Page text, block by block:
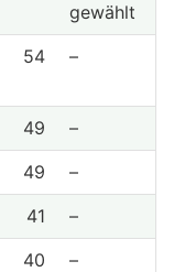
gewählt
54 –
49
–
49
–
41
–
40
–